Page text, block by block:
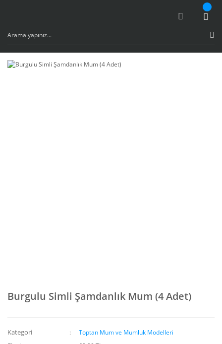
Burgulu Simli Şamdanlık Mum (4 Adet)
Kategori Toptan Mum ve Mumluk Modelleri